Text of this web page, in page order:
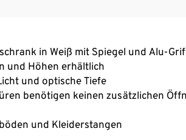
in Weiß mit Spiegel und Alu-
und Höhen erhältlich
und optische Tiefe
benötigen keinen zusätzlichen
und Kleiderstangen